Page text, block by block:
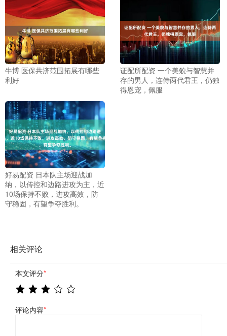
牛博 医保共济范围拓展有哪些
利好
证配所配资 一个美貌与智慧并
存的男人，连侍两代君王，仍独
得恩宠，佩服
好易配资 日本队主场迎战加
纳，以传控和边路进攻为主，近
10场保持不败，进攻高效，防
守稳固，有望争夺胜利。
相关评论
本文评分*
评论内容*